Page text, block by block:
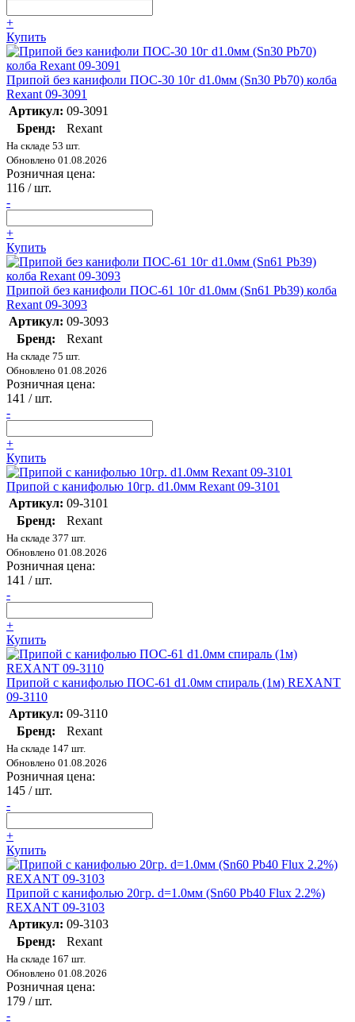
+
Купить
Припой без канифоли ПОС-30 10г d1.0мм (Sn30 Pb70) колба
Rexant 09-3091
Артикул: 09-3091
Бренд:
Rexant
На складе 53 шт.
Обновлено 01.08.2026
Розничная цена:
116 / шт.
-
+
Купить
Припой без канифоли ПОС-61 10г d1.0мм (Sn61 Pb39) колба
Rexant 09-3093
Артикул: 09-3093
Бренд:
Rexant
На складе 75 шт.
Обновлено 01.08.2026
Розничная цена:
141 / шт.
-
+
Купить
Припой с канифолью 10гр. d1.0мм Rexant 09-3101
Артикул: 09-3101
Бренд:
Rexant
На складе 377 шт.
Обновлено 01.08.2026
Розничная цена:
141 / шт.
-
+
Купить
Припой с канифолью ПОС-61 d1.0мм спираль (1м) REXANT
09-3110
Артикул: 09-3110
Бренд:
Rexant
На складе 147 шт.
Обновлено 01.08.2026
Розничная цена:
145 / шт.
-
+
Купить
Припой с канифолью 20гр. d=1.0мм (Sn60 Pb40 Flux 2.2%)
REXANT 09-3103
Артикул: 09-3103
Бренд:
Rexant
На складе 167 шт.
Обновлено 01.08.2026
Розничная цена:
179 / шт.
-